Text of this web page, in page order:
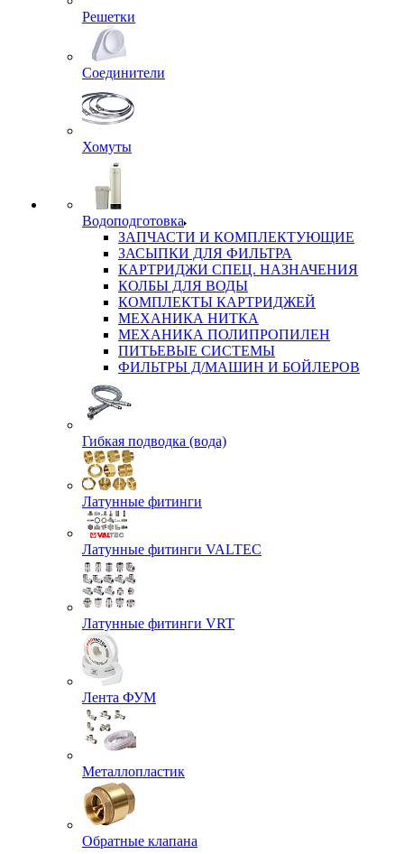
Решетки
Соединители
Хомуты
Водоподготовка
ЗАПЧАСТИ И КОМПЛЕКТУЮЩИЕ
ЗАСЫПКИ ДЛЯ ФИЛЬТРА
КАРТРИДЖИ СПЕЦ. НАЗНАЧЕНИЯ
КОЛБЫ ДЛЯ ВОДЫ
КОМПЛЕКТЫ КАРТРИДЖЕЙ
МЕХАНИКА НИТКА
МЕХАНИКА ПОЛИПРОПИЛЕН
ПИТЬЕВЫЕ СИСТЕМЫ
ФИЛЬТРЫ Д/МАШИН И БОЙЛЕРОВ
Гибкая подводка (вода)
Латунные фитинги
Латунные фитинги VALTEC
Латунные фитинги VRT
Лента ФУМ
Металлопластик
Обратные клапана